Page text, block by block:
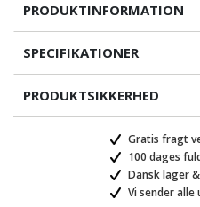
PRODUKTINFORMATION
SPECIFIKATIONER
PRODUKTSIKKERHED
Gratis fragt
100 dages
Dansk lager
Vi sender alle